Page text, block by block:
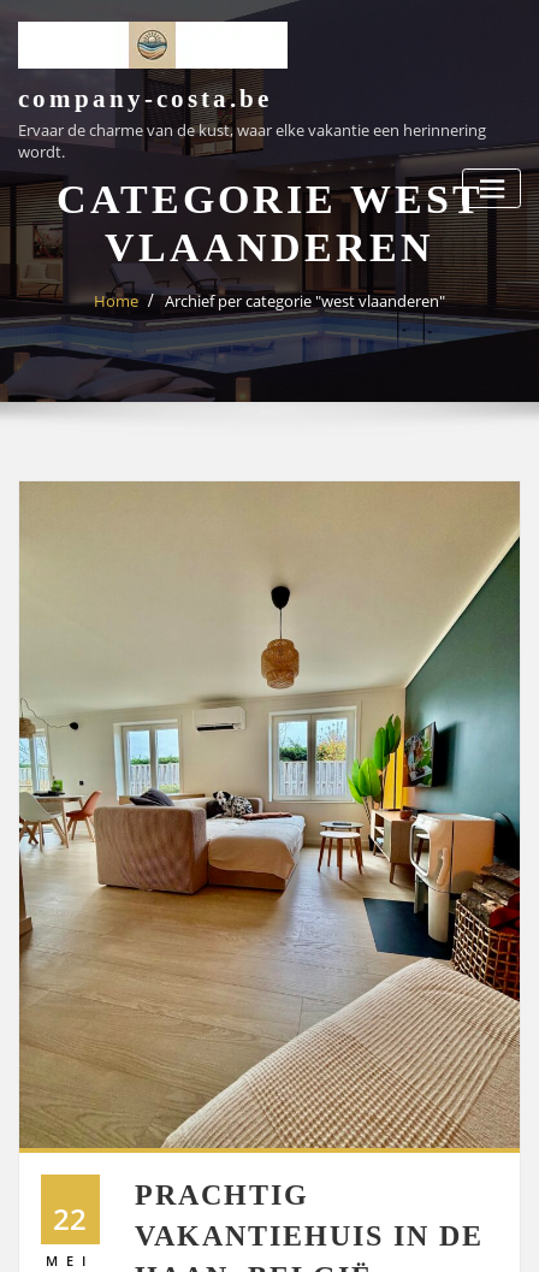
inhoud
company-costa.be
Ervaar de charme van de kust, waar elke vakantie een herinnering
wordt.
CATEGORIE WEST
VLAANDEREN
Home Archief per categorie "west vlaanderen"
22
MEI
PRACHTIG
VAKANTIEHUIS IN DE